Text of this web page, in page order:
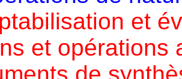
et
et opérations